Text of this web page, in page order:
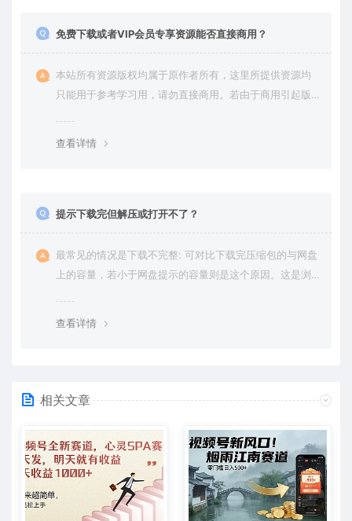
免费下载或者VIP会员专享资源能否直接商用？
本站所有资源版权均属于原作者所有，这里所提供资源均
只能用于参考学习用，请勿直接商用。若由于商用引起版
查看详情
提示下载完但解压或打开不了？
最常见的情况是下载不完整: 可对比下载完压缩包的与网盘
上的容量，若小于网盘提示的容量则是这个原因。这是浏
查看详情
相关文章